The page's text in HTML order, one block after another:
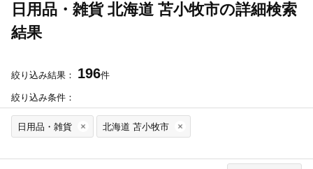
日用品・雑貨 北海道 苫小牧市の詳細検索
結果
絞り込み結果： 196件
絞り込み条件：
日用品・雑貨 北海道 苫小牧市